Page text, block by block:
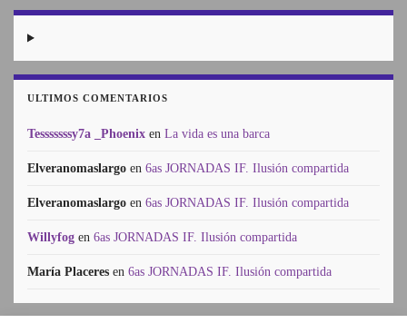
ULTIMOS COMENTARIOS
Tesssssssy7a _Phoenix en La vida es una barca
Elveranomaslargo en 6as JORNADAS IF. Ilusión compartida
Elveranomaslargo en 6as JORNADAS IF. Ilusión compartida
Willyfog en 6as JORNADAS IF. Ilusión compartida
María Placeres en 6as JORNADAS IF. Ilusión compartida